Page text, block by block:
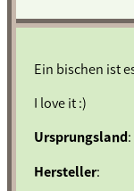
Ein bischen ist
I love it :)
Ursprungsland:
Hersteller: